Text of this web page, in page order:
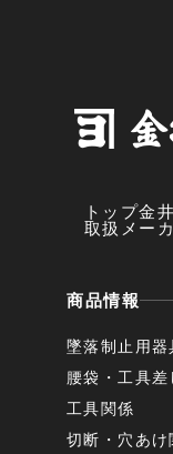
トップ金
取扱メー
商品情報
墜落制止用器
腰袋・工具
工具関係
切断・穴あけ